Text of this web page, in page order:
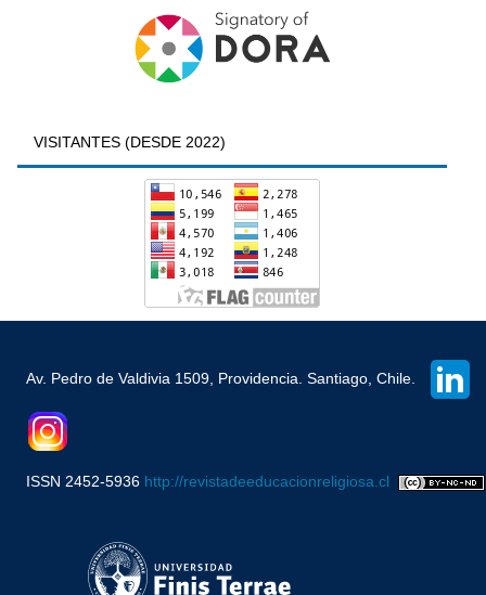
VISITANTES (DESDE 2022)
Av. Pedro de Valdivia 1509, Providencia. Santiago, Chile.
ISSN 2452-5936 http://revistadeeducacionreligiosa.cl